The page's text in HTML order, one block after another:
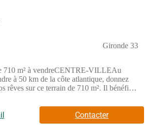
Gironde 33
710 m² à vendreCENTRE-VILLEAu
à 50 km de la côte atlantique, donnez
rêves sur ce terrain de 710 m². Il bénéficie
A63 est accessible à 19 km.Son prix de
Contactez notre agence (TEXIER
pour toute information sur ce
Contacter